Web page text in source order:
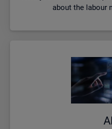
about the labour